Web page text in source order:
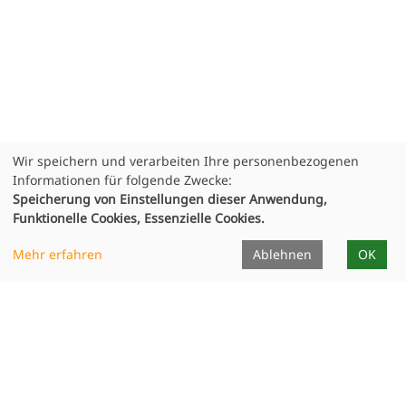
Infocenter
Wir speichern und verarbeiten Ihre personenbezogenen
Informationen für folgende Zwecke:
Speicherung von Einstellungen dieser Anwendung,
Funktionelle Cookies, Essenzielle Cookies.
Mehr erfahren Ablehnen OK